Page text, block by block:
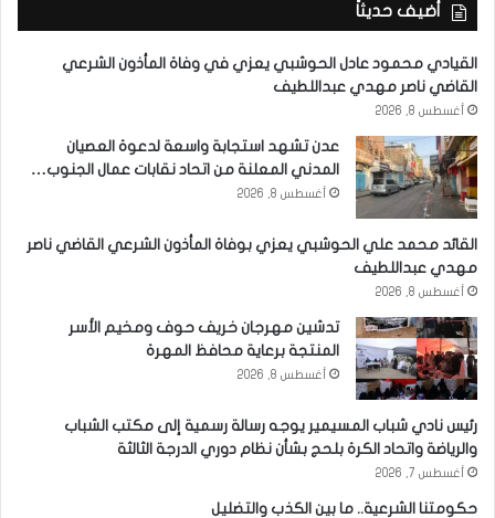
أضيف حديثاً
القيادي محمود عادل الحوشبي يعزي في وفاة المأذون الشرعي
القاضي ناصر مهدي عبداللطيف
أغسطس 8, 2026
عدن تشهد استجابة واسعة لدعوة العصيان
المدني المعلنة من اتحاد نقابات عمال الجنوب…
أغسطس 8, 2026
القائد محمد علي الحوشبي يعزي بوفاة المأذون الشرعي القاضي ناصر
مهدي عبداللطيف
أغسطس 8, 2026
تدشين مهرجان خريف حوف ومخيم الأسر
المنتجة برعاية محافظ المهرة
أغسطس 8, 2026
رئيس نادي شباب المسيمير يوجه رسالة رسمية إلى مكتب الشباب
والرياضة واتحاد الكرة بلحج بشأن نظام دوري الدرجة الثالثة
أغسطس 7, 2026
حكومتنا الشرعية.. ما بين الكذب والتضليل